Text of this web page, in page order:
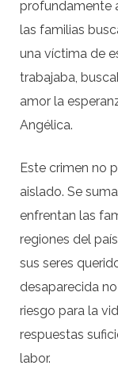
profundamente
las familias
una víctima de
trabajaba,
amor la
Angélica.
Este crimen no
aislado. Se
enfrentan las
regiones del
sus seres
desaparecida
riesgo para la
respuestas
labor.